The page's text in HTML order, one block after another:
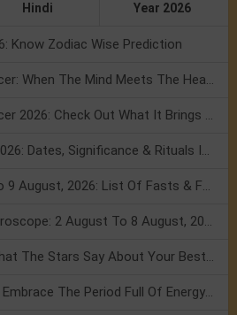
Hindi Year 2026
Know Zodiac Wise Prediction
Mercury Transit In Cancer: When The Mind Meets The Heart!
Mercury Transit In Cancer 2026: Check Out What It Brings For You
Shravan Somvar Vrat 2026: Dates, Significance & Rituals In August
Weekly Horoscope 3 To 9 August, 2026: List Of Fasts & Festivals
Numerology Weekly Horoscope: 2 August To 8 August, 2026
Friendship Day 2026: What The Stars Say About Your Best Friend!
Mars Transit In Gemini: Embrace The Period Full Of Energy & Intelligence